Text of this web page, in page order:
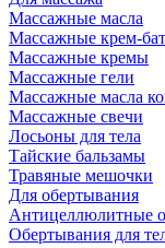
Массажные масла
Массажные крем-
Массажные кремы
Массажные гели
Массажные масла
Массажные свечи
Лосьоны для тела
Тайские бальзамы
Травяные мешочки
Для обертывания
Антицеллюлитные
Обертывания для